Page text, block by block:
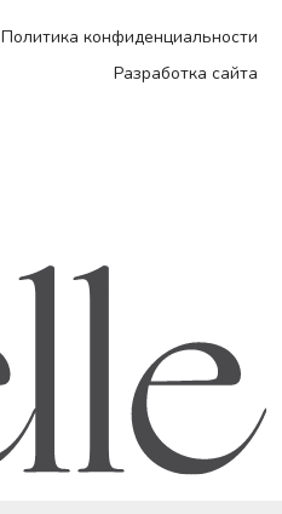
Политика конфиденциальности
Разработка сайта